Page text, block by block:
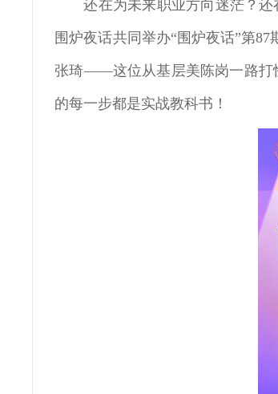
还在为未来职业方向迷茫？还
围炉夜话共同举办“围炉夜话”第
张琦——这位从基层美陈岗一路打
的每一步都是实战教科书！